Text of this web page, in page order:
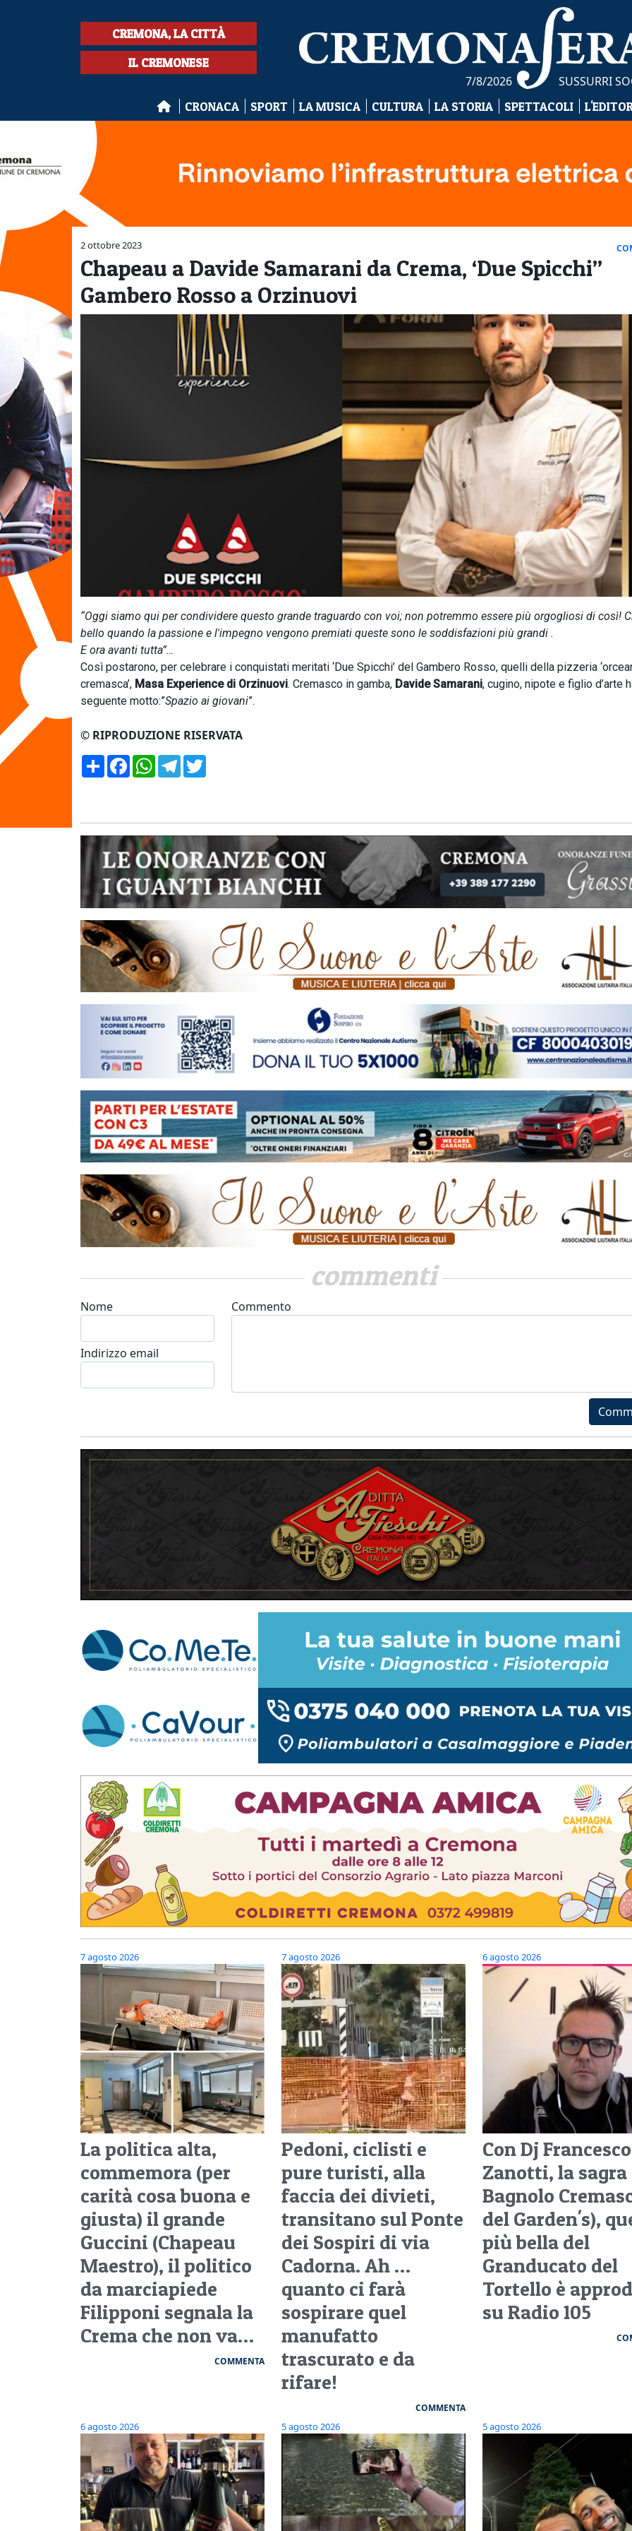
CREMONA, LA CITTÀ
IL CREMONESE
7/8/2026 SUSSURRI
CRONACA SPORT LA MUSICA CULTURA LA STORIA SPETTACOLI
2 ottobre 2023
Chapeau a Davide Samarani da Crema, ‘Due Spicchi”
Gambero Rosso a Orzinuovi
“Oggi siamo qui per condividere questo grande traguardo con voi; non potremmo essere più orgogliosi di così!
bello quando la passione e l'impegno vengono premiati queste sono le soddisfazioni più grandi .
E ora avanti tutta”…
Così postarono, per celebrare i conquistati meritati ‘Due Spicchi’ del Gambero Rosso, quelli della pizzeria
cremasca’, Masa Experience di Orzinuovi. Cremasco in gamba, Davide Samarani, cugino, nipote e figlio d’arte
seguente motto:”Spazio ai giovani”.
© RIPRODUZIONE RISERVATA
CondividiFacebookWhatsApp
Telegram
commenti
Nome
Indirizzo email
Commento
7 agosto 2026
La politica alta,
commemora (per
carità cosa buona e
giusta) il grande
Guccini (Chapeau
Maestro), il politico
da marciapiede
Filipponi segnala la
Crema che non va…
COMMENTA
7 agosto 2026
Pedoni, ciclisti e
pure turisti, alla
faccia dei divieti,
transitano sul Ponte
dei Sospiri di via
Cadorna. Ah …
quanto ci farà
sospirare quel
manufatto
trascurato e da
rifare!
COMMENTA
6 agosto 2026
Con Dj Francesco
Zanotti, la
Bagnolo
del Garden's),
più bella del
Granducato del
Tortello è
su Radio 105
6 agosto 2026 5 agosto 2026 5 agosto 2026